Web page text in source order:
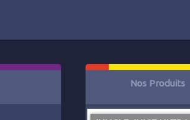
Nos Produits